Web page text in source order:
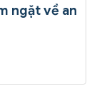
ngặt về an